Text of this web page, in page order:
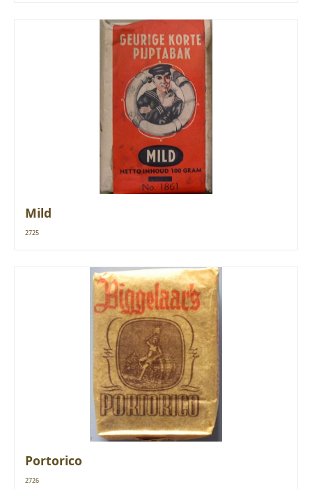
Mild
2725
Portorico
2726